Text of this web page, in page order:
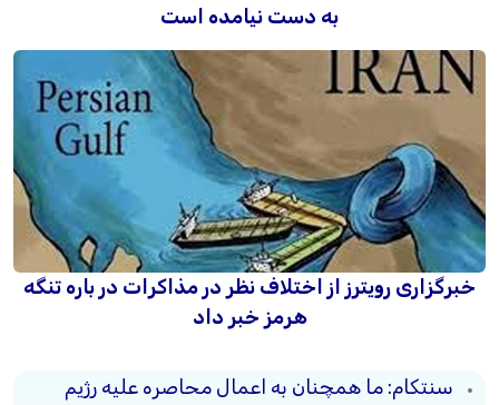
به دست نیامده است
خبرگزاری رویترز از اختلاف نظر در مذاکرات در باره تنگه
هرمز خبر داد
سنتکام: ما همچنان به اعمال محاصره علیه رژیم